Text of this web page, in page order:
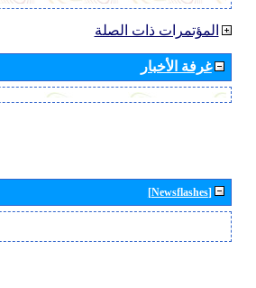
المؤتمرات ذات الصلة
غرفة الأخبار
[Newsflashes]